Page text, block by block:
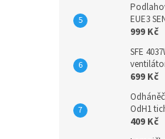
EUE3
999 Kč
SFE
699 Kč
OdH1
409 Kč